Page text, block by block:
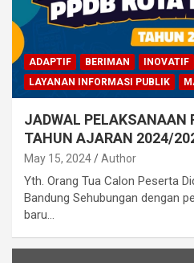
ADAPTIF BERIMAN INOVATIF
LAYANAN INFORMASI PUBLIK
JADWAL PELAKSANAAN
TAHUN AJARAN 2024/
May 15, 2024 Author
Yth. Orang Tua Calon Peserta
Bandung Sehubungan dengan
baru…